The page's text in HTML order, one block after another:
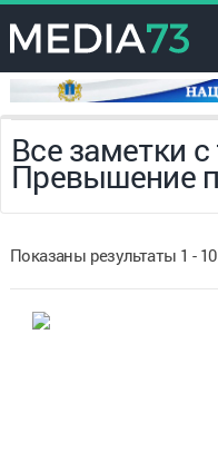
Все заметки с
Превышение
Показаны результаты 1 -